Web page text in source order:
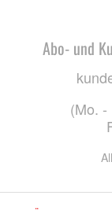
Abo- und
(Mo. -